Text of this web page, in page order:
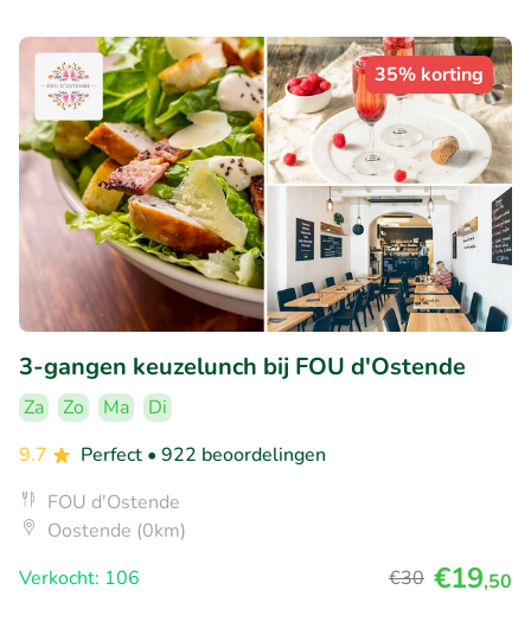
35% korting
3-gangen keuzelunch bij FOU d'Ostende
Za Zo Ma
Di
9.7
Perfect • 922 beoordelingen
FOU d'Ostende
Oostende (0km)
Verkocht: 106
€30 €19,50